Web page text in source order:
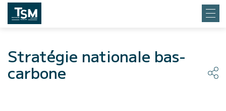
Stratégie nationale bas-
carbone